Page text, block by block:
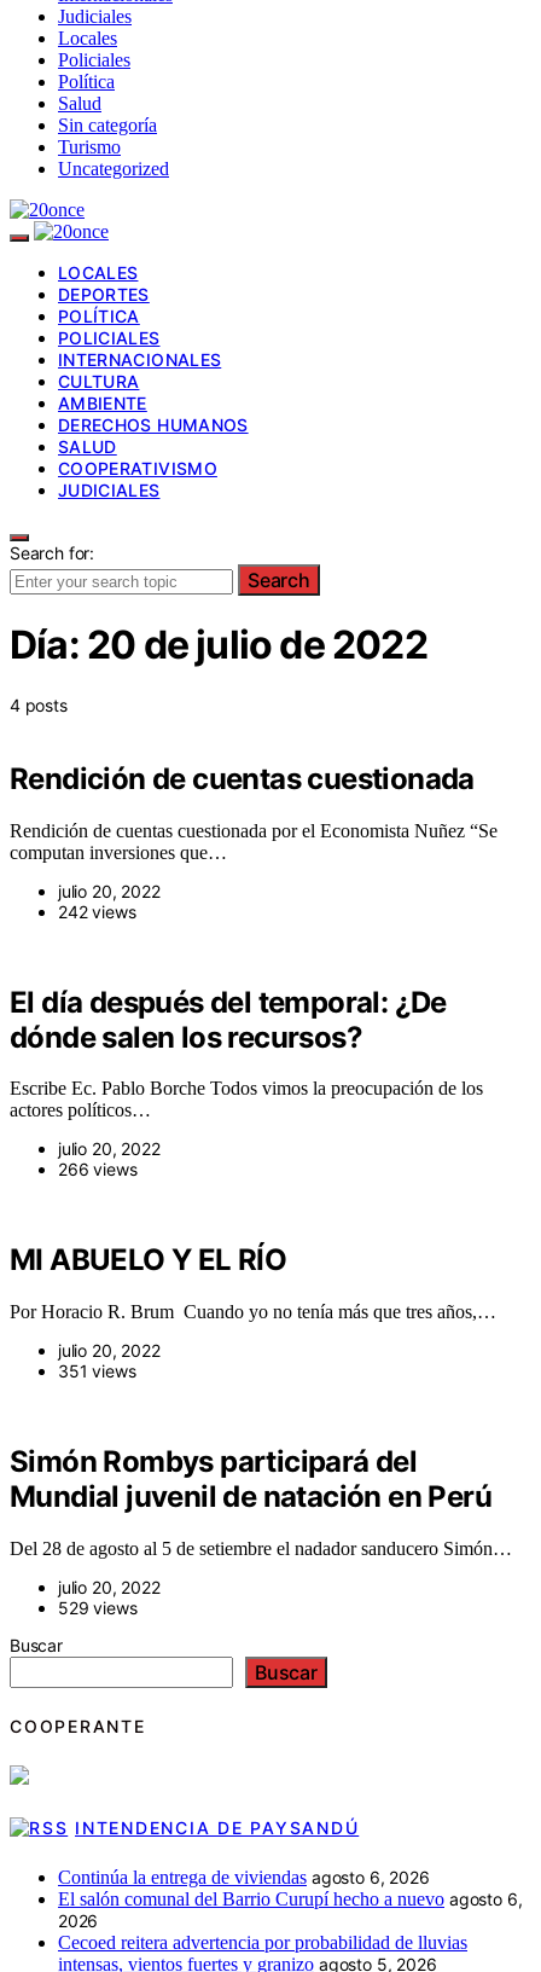
Judiciales
Locales
Policiales
Política
Salud
Sin categoría
Turismo
Uncategorized
LOCALES
DEPORTES
POLÍTICA
POLICIALES
INTERNACIONALES
CULTURA
AMBIENTE
DERECHOS HUMANOS
SALUD
COOPERATIVISMO
JUDICIALES
Search for:
Search
Día: 20 de julio de 2022
4 posts
Rendición de cuentas cuestionada
Rendición de cuentas cuestionada por el Economista Nuñez “Se
computan inversiones que…
julio 20, 2022
242 views
El día después del temporal: ¿De
dónde salen los recursos?
Escribe Ec. Pablo Borche Todos vimos la preocupación de los
actores políticos…
julio 20, 2022
266 views
MI ABUELO Y EL RÍO
Por Horacio R. Brum Cuando yo no tenía más que tres años,…
julio 20, 2022
351 views
Simón Rombys participará del
Mundial juvenil de natación en Perú
Del 28 de agosto al 5 de setiembre el nadador sanducero Simón…
julio 20, 2022
529 views
Buscar
Buscar
COOPERANTE
INTENDENCIA DE PAYSANDÚ
Continúa la entrega de viviendas agosto 6, 2026
El salón comunal del Barrio Curupí hecho a nuevo agosto 6,
2026
Cecoed reitera advertencia por probabilidad de lluvias
intensas, vientos fuertes y granizo agosto 5, 2026